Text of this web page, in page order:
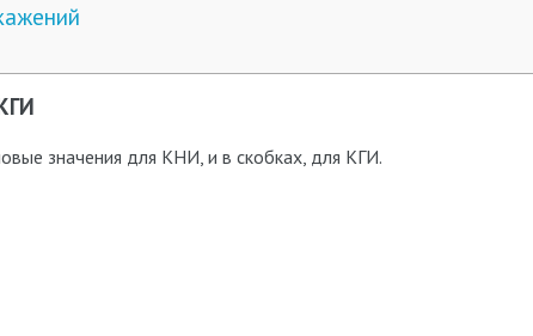
значения для КНИ, и в скобках, для КГИ.